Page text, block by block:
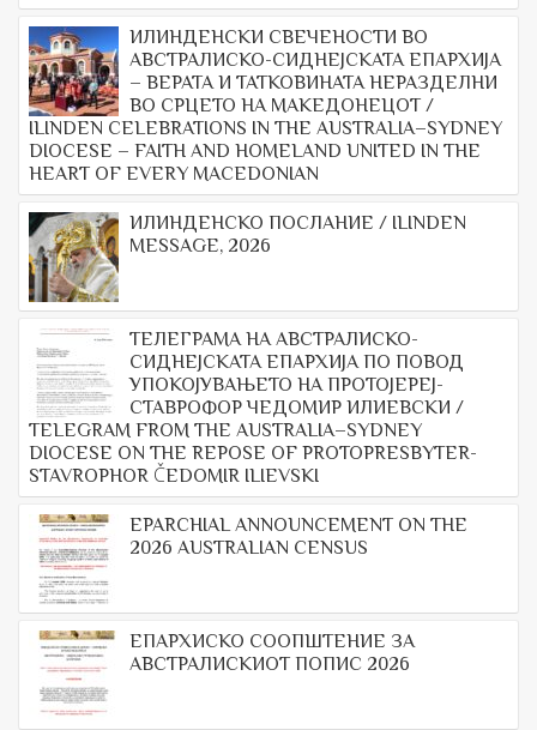
ИЛИНДЕНСКИ СВЕЧЕНОСТИ ВО
АВСТРАЛИСКО-СИДНЕЈСКАТА ЕПАРХИЈА
– ВЕРАТА И ТАТКОВИНАТА НЕРАЗДЕЛНИ
ВО СРЦЕТО НА МАКЕДОНЕЦОТ /
ILINDEN CELEBRATIONS IN THE AUSTRALIA–SYDNEY
DIOCESE – FAITH AND HOMELAND UNITED IN THE
HEART OF EVERY MACEDONIAN
ИЛИНДЕНСКО ПОСЛАНИЕ / ILINDEN
MESSAGE, 2026
ТЕЛЕГРАМА НА АВСТРАЛИСКО-
СИДНЕЈСКАТА ЕПАРХИЈА ПО ПОВОД
УПОКОЈУВАЊЕТО НА ПРОТОЈЕРЕЈ-
СТАВРОФОР ЧЕДОМИР ИЛИЕВСКИ /
TELEGRAM FROM THE AUSTRALIA–SYDNEY
DIOCESE ON THE REPOSE OF PROTOPRESBYTER-
STAVROPHOR ČEDOMIR ILIEVSKI
EPARCHIAL ANNOUNCEMENT ON THE
2026 AUSTRALIAN CENSUS
ЕПАРХИСКО СООПШТЕНИЕ ЗА
АВСТРАЛИСКИОТ ПОПИС 2026